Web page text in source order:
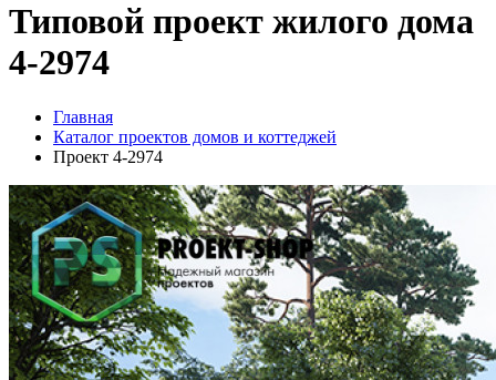
Типовой проект жилого дома
4-2974
Главная
Каталог проектов домов и коттеджей
Проект 4-2974